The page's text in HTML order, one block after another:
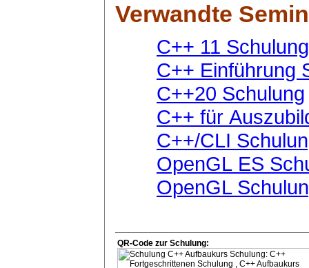
Verwandte
C++ 11 Schulung
C++ Einführung
C++20 Schulung
C++ für
C++/CLI
OpenGL ES
OpenGL
QR-Code zur Schulung: